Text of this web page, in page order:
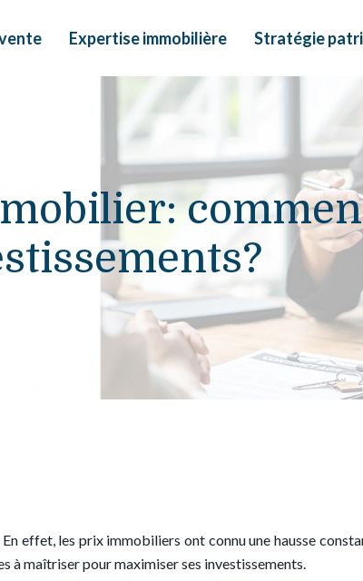
Expertise immobilière Stratégie
effet, les prix immobiliers ont connu une hausse
à maîtriser pour maximiser ses investissements.